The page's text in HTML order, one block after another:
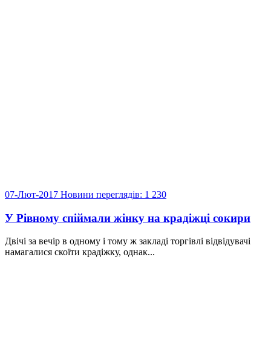
07-Лют-2017 Новини переглядів: 1 230
У Рівному спіймали жінку на крадіжці сокири
Двічі за вечір в одному і тому ж закладі торгівлі відвідувачі
намагалися скоїти крадіжку, однак...